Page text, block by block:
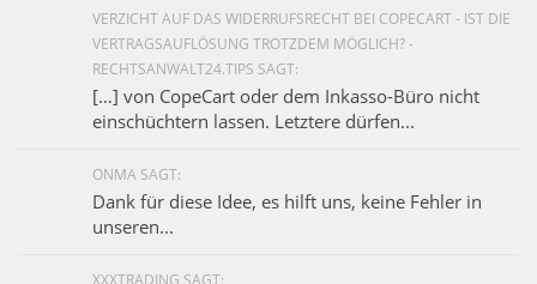
VERZICHT AUF DAS WIDERRUFSRECHT BEI COPECART - IST DIE
VERTRAGSAUFLÖSUNG TROTZDEM MÖGLICH? -
RECHTSANWALT24.TIPS SAGT:
[…] von CopeCart oder dem Inkasso-Büro nicht
einschüchtern lassen. Letztere dürfen...
ONMA SAGT:
Dank für diese Idee, es hilft uns, keine Fehler in
unseren...
XXXTRADING SAGT: